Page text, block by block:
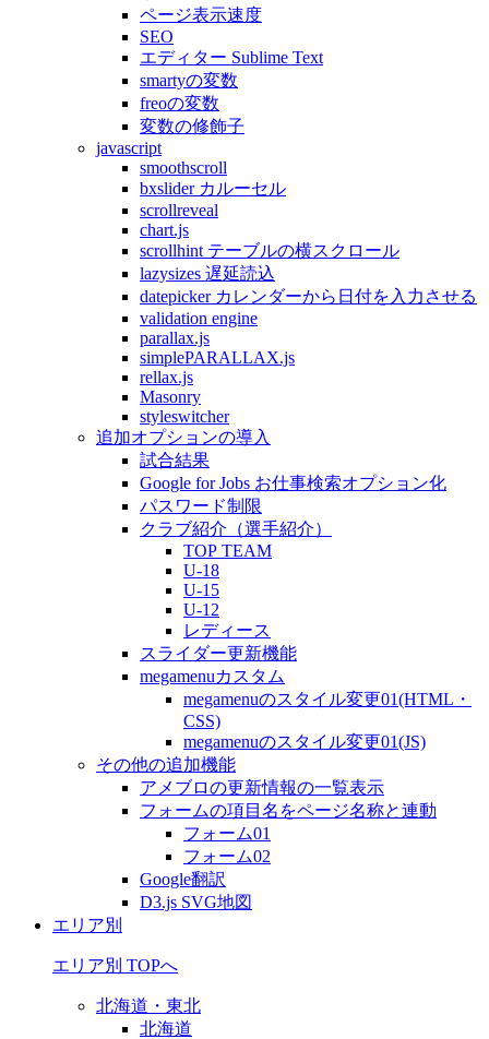
ページ表示速度
SEO
エディター Sublime Text
smartyの変数
freoの変数
変数の修飾子
javascript
smoothscroll
bxslider カルーセル
scrollreveal
chart.js
scrollhint テーブルの横スクロール
lazysizes 遅延読込
datepicker カレンダーから日付を入力させる
validation engine
parallax.js
simplePARALLAX.js
rellax.js
Masonry
styleswitcher
追加オプションの導入
試合結果
Google for Jobs お仕事検索オプション化
パスワード制限
クラブ紹介（選手紹介）
TOP TEAM
U-18
U-15
U-12
レディース
スライダー更新機能
megamenuカスタム
megamenuのスタイル変更01(HTML・
CSS)
megamenuのスタイル変更01(JS)
その他の追加機能
アメブロの更新情報の一覧表示
フォームの項目名をページ名称と連動
フォーム01
フォーム02
Google翻訳
D3.js SVG地図
エリア別
エリア別 TOPへ
北海道・東北
北海道